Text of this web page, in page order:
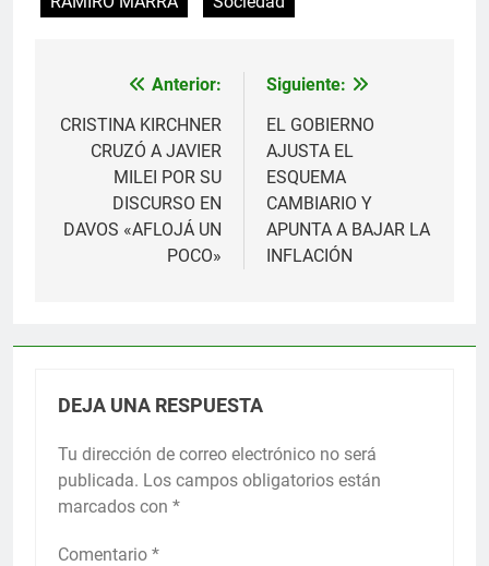
Navegación
de
entradas
Anterior:
CRISTINA KIRCHNER
CRUZÓ A JAVIER
MILEI POR SU
DISCURSO EN
DAVOS «AFLOJÁ UN
POCO»
Siguiente:
EL GOBIERNO
AJUSTA EL
ESQUEMA
CAMBIARIO Y
APUNTA A BAJAR LA
INFLACIÓN
DEJA UNA RESPUESTA
Tu dirección de correo electrónico no será
publicada. Los campos obligatorios están
marcados con *
Comentario *